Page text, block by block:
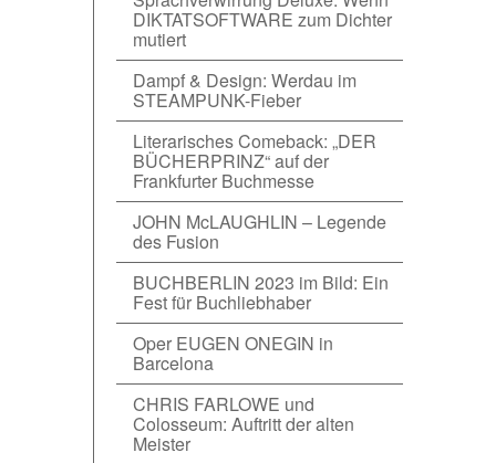
DIKTATSOFTWARE zum Dichter
mutiert
Dampf & Design: Werdau im
STEAMPUNK-Fieber
Literarisches Comeback: „DER
BÜCHERPRINZ“ auf der
Frankfurter Buchmesse
JOHN McLAUGHLIN – Legende
des Fusion
BUCHBERLIN 2023 im Bild: Ein
Fest für Buchliebhaber
Oper EUGEN ONEGIN in
Barcelona
CHRIS FARLOWE und
Colosseum: Auftritt der alten
Meister